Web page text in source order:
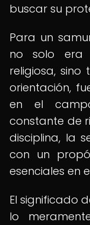
buscar su
Para un
no solo era
religiosa,
orientación,
en el
constante de
disciplina, la
con un
esenciales en
El significado
lo